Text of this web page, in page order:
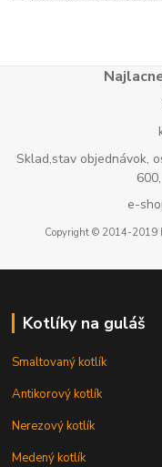
Sklad,stav objednávok,
e-
Copyright © 2014-2019
Kotlíky na guláš
Smaltovaný kotlík
Antikorový kotlík
Nerezový kotlík
Medený kotlík